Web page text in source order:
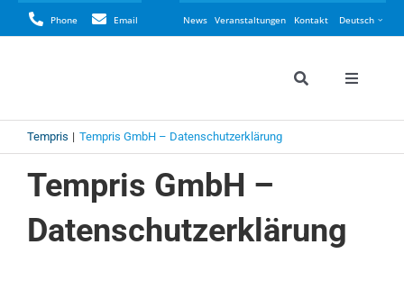
to
Phone Email News Veranstaltungen Kontakt Deutsch
Toggle
Search
Toggle
Tempris
Tempris Tempris GmbH – Datenschutzerklärung
Tempris GmbH –
Datenschutzerklärung